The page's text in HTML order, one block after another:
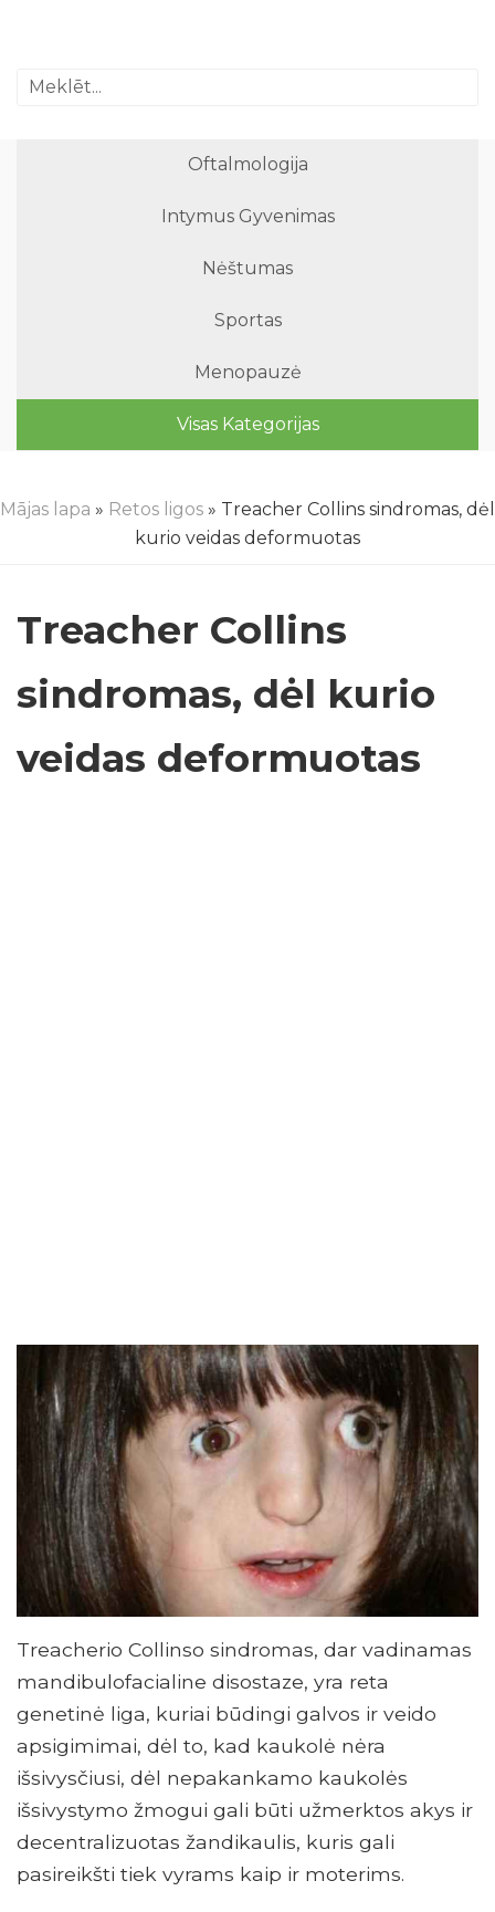
Oftalmologija
Intymus Gyvenimas
Nėštumas
Sportas
Menopauzė
Visas Kategorijas
Mājas lapa » Retos ligos » Treacher Collins sindromas, dėl
kurio veidas deformuotas
Treacher Collins
sindromas, dėl kurio
veidas deformuotas
Treacherio Collinso sindromas, dar vadinamas
mandibulofacialine disostaze, yra reta
genetinė liga, kuriai būdingi galvos ir veido
apsigimimai, dėl to, kad kaukolė nėra
išsivysčiusi, dėl nepakankamo kaukolės
išsivystymo žmogui gali būti užmerktos akys ir
decentralizuotas žandikaulis, kuris gali
pasireikšti tiek vyrams kaip ir moterims.